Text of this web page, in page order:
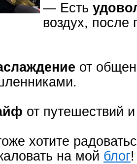
— Есть
воздух, после
от
от путешествий
хотите
на мой блог!